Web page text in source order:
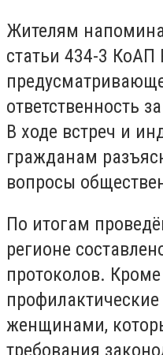
Жителям
статьи 434-3 КоАП
ответственность
В ходе встреч и
гражданам
вопросы
По итогам
регионе
протоколов. Кроме
женщинами,
требования